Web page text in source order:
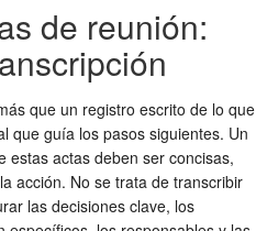
de reunión:
que un registro escrito de lo que
que guía los pasos siguientes. Un
estas actas deben ser concisas,
acción. No se trata de transcribir
las decisiones clave, los